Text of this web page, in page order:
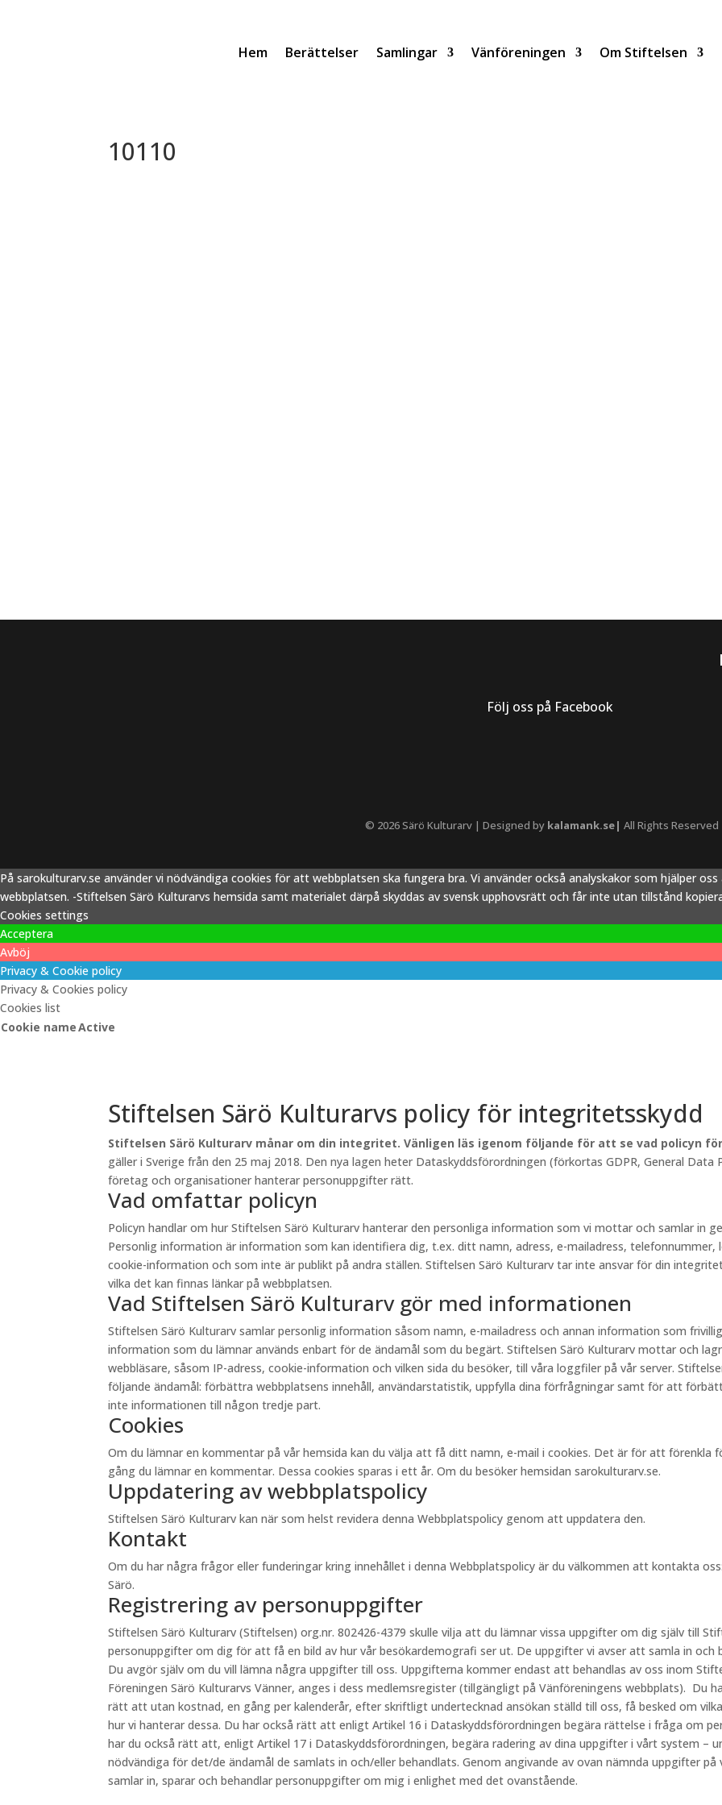
Hem Berättelser Samlingar Vänföreningen Om Stiftelsen
10110
Följ oss på Facebook
© 2026 Särö Kulturarv | Designed by kalamank.se| All Rights Reserved
På sarokulturarv.se använder vi nödvändiga cookies för att webbplatsen ska fungera bra. Vi använder också analyskakor som hjälper
webbplatsen. -Stiftelsen Särö Kulturarvs hemsida samt materialet därpå skyddas av svensk upphovsrätt och får inte utan tillstånd
Cookies settings
Acceptera
Avböj
Privacy & Cookie policy
Privacy & Cookies policy
Cookies list
Cookie nameActive
Stiftelsen Särö Kulturarvs policy för integritetsskydd
Stiftelsen Särö Kulturarv månar om din integritet. Vänligen läs igenom följande för att se vad policyn
gäller i Sverige från den 25 maj 2018. Den nya lagen heter Dataskyddsförordningen (förkortas GDPR, General
företag och organisationer hanterar personuppgifter rätt.
Vad omfattar policyn
Policyn handlar om hur Stiftelsen Särö Kulturarv hanterar den personliga information som vi mottar och samlar in
Personlig information är information som kan identifiera dig, t.ex. ditt namn, adress, e-mailadress, telefonnummer,
cookie-information och som inte är publikt på andra ställen. Stiftelsen Särö Kulturarv tar inte ansvar för din
vilka det kan finnas länkar på webbplatsen.
Vad Stiftelsen Särö Kulturarv gör med informationen
Stiftelsen Särö Kulturarv samlar personlig information såsom namn, e-mailadress och annan information som
information som du lämnar används enbart för de ändamål som du begärt. Stiftelsen Särö Kulturarv mottar och
webbläsare, såsom IP-adress, cookie-information och vilken sida du besöker, till våra loggfiler på vår server.
följande ändamål: förbättra webbplatsens innehåll, användarstatistik, uppfylla dina förfrågningar samt för att
inte informationen till någon tredje part.
Cookies
Om du lämnar en kommentar på vår hemsida kan du välja att få ditt namn, e-mail i cookies. Det är för att förenkla
gång du lämnar en kommentar. Dessa cookies sparas i ett år. Om du besöker hemsidan sarokulturarv.se.
Uppdatering av webbplatspolicy
Stiftelsen Särö Kulturarv kan när som helst revidera denna Webbplatspolicy genom att uppdatera den.
Kontakt
Om du har några frågor eller funderingar kring innehållet i denna Webbplatspolicy är du välkommen att kontakta
Särö.
Registrering av personuppgifter
Stiftelsen Särö Kulturarv (Stiftelsen) org.nr. 802426-4379 skulle vilja att du lämnar vissa uppgifter om dig själv till
personuppgifter om dig för att få en bild av hur vår besökardemografi ser ut. De uppgifter vi avser att samla in och
Du avgör själv om du vill lämna några uppgifter till oss. Uppgifterna kommer endast att behandlas av oss inom
Föreningen Särö Kulturarvs Vänner, anges i dess medlemsregister (tillgängligt på Vänföreningens webbplats). Du
rätt att utan kostnad, en gång per kalenderår, efter skriftligt undertecknad ansökan ställd till oss, få besked om
hur vi hanterar dessa. Du har också rätt att enligt Artikel 16 i Dataskyddsförordningen begära rättelse i fråga om
har du också rätt att, enligt Artikel 17 i Dataskyddsförordningen, begära radering av dina uppgifter i vårt system
nödvändiga för det/de ändamål de samlats in och/eller behandlats. Genom angivande av ovan nämnda uppgifter
samlar in, sparar och behandlar personuppgifter om mig i enlighet med det ovanstående.